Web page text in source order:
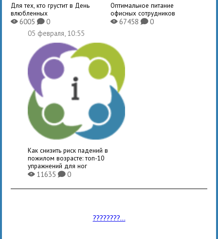
Для тех, кто грустит в День
влюбленных
X6005K0
Оптимальное питание
офисных сотрудников
X67458 K0
05 февраля, 10:55
Как снизить риск падений в
пожилом возрасте: топ-10
упражнений для ног
X11635K0
????????...